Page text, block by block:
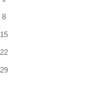
8
15
22
29